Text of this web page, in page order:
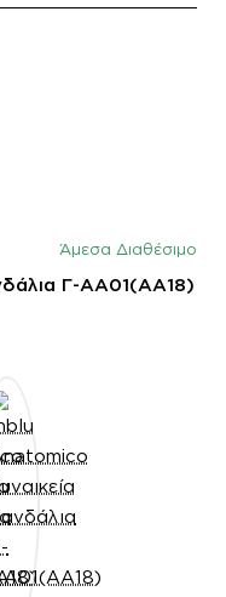
Άμεσα Διαθέσιμο
Γ-AA01(AA18)